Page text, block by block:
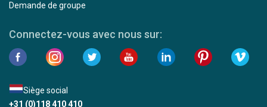
Demande de groupe
Connectez-vous avec nous sur:
Siège social
+31 (0)118 410 410